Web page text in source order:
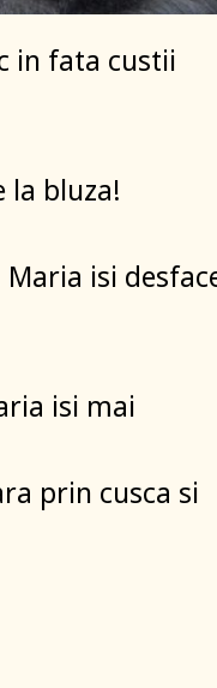
in fata custii
la bluza!
isi
isi mai
prin cusca si